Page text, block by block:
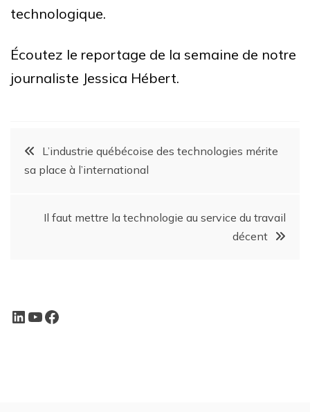
technologique.
Écoutez le reportage de la semaine de notre
journaliste Jessica Hébert.
L’industrie québécoise des technologies mérite
sa place à l’international
Il faut mettre la technologie au service du travail
décent